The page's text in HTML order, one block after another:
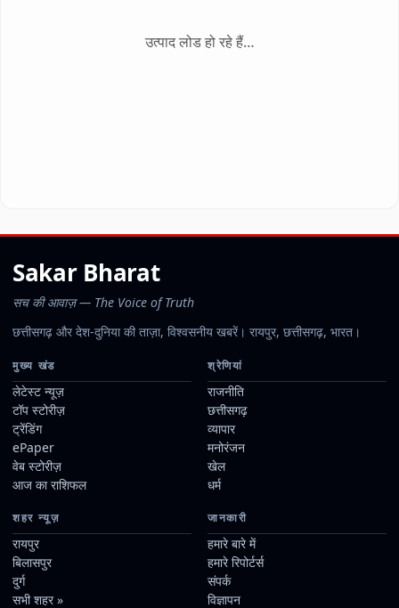
Advertisement
ताज़ा खबरें
अग्नि-IV का
भारतीय मूल के अनिल मेनन ने ISS पर किया पहला स्पेसवॉक, ऊर्जा प्रणाली को
दी मजबूती जी राम जी योजना: छत्तीसगढ़ में भारत सरकार का
**₹1593 करोड़** का निवेश फिलिप द्वीप पर खरगोशों का
सफाया: प्रकृति की वापसी की अद्भुत कहानी